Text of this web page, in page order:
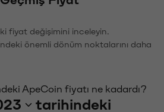
fiyat değişimini inceleyin.
önemli dönüm noktalarını daha
ApeCoin fiyatı ne kadardı?
tarihindeki